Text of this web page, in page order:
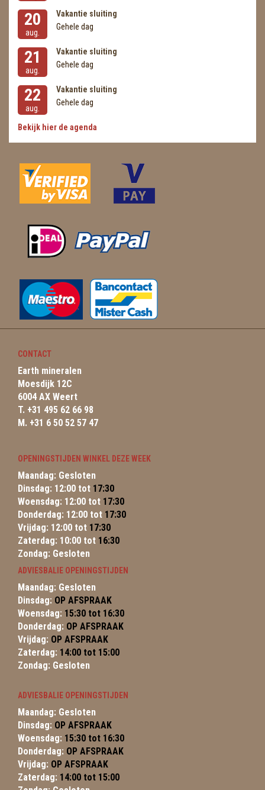
20
aug.
Vakantie sluiting
Gehele dag
21
aug.
Vakantie sluiting
Gehele dag
22
aug.
Vakantie sluiting
Gehele dag
Bekijk hier de agenda
CONTACT
Earth mineralen
Moesdijk 12C
6004 AX Weert
T. +31 495 62 66 98
M. +31 6 50 52 57 47
OPENINGSTIJDEN WINKEL DEZE WEEK
Maandag: Gesloten
Dinsdag: 12:00 tot 17:30
Woensdag: 12:00 tot 17:30
Donderdag: 12:00 tot 17:30
Vrijdag: 12:00 tot 17:30
Zaterdag: 10:00 tot 16:30
Zondag: Gesloten
ADVIESBALIE OPENINGSTIJDEN
Maandag: Gesloten
Dinsdag: OP AFSPRAAK
Woensdag: 15:30 tot 16:30
Donderdag: OP AFSPRAAK
Vrijdag: OP AFSPRAAK
Zaterdag: 14:00 tot 15:00
Zondag: Gesloten
ADVIESBALIE OPENINGSTIJDEN
Maandag: Gesloten
Dinsdag: OP AFSPRAAK
Woensdag: 15:30 tot 16:30
Donderdag: OP AFSPRAAK
Vrijdag: OP AFSPRAAK
Zaterdag: 14:00 tot 15:00